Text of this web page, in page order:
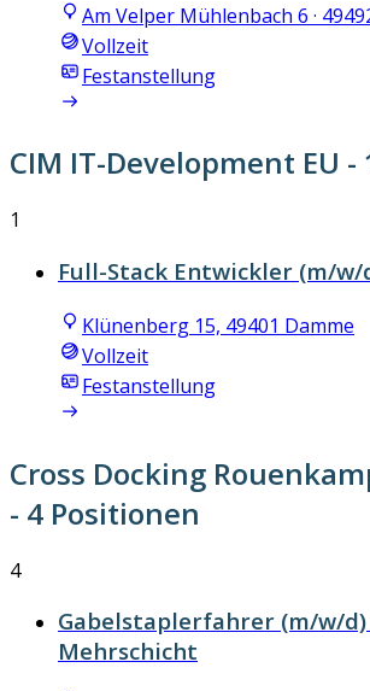
Am Velper Mühlenbach 6 ·
Vollzeit
Festanstellung
CIM IT-Development EU -
1
Full-Stack Entwickler (m/w/
Klünenberg 15, 49401 Damme
Vollzeit
Festanstellung
Cross Docking
- 4 Positionen
4
Gabelstaplerfahrer (m/w/
Mehrschicht